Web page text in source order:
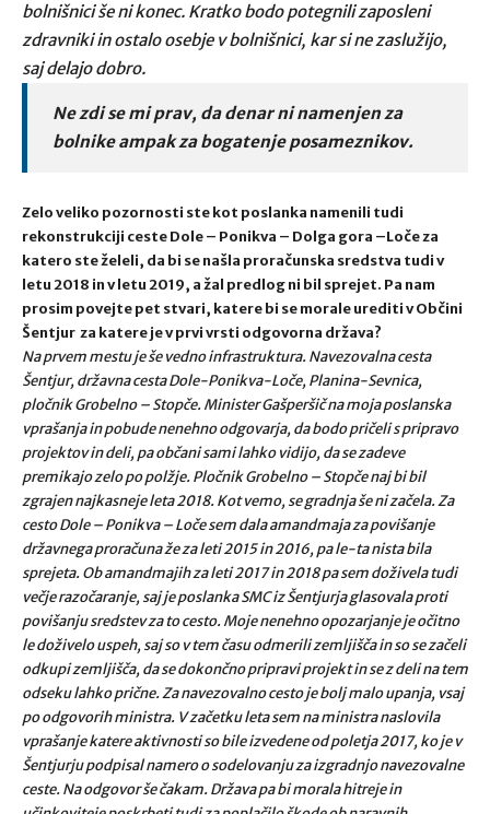
bolnišnici še ni konec. Kratko bodo potegnili zaposleni
zdravniki in ostalo osebje v bolnišnici, kar si ne zaslužijo,
saj delajo dobro.
Ne zdi se mi prav, da denar ni namenjen za
bolnike ampak za bogatenje posameznikov.
Zelo veliko pozornosti ste kot poslanka namenili tudi
rekonstrukciji ceste Dole – Ponikva – Dolga gora –Loče za
katero ste želeli, da bi se našla proračunska sredstva tudi v
letu 2018 in v letu 2019, a žal predlog ni bil sprejet. Pa nam
prosim povejte pet stvari, katere bi se morale urediti v Občini
Šentjur za katere je v prvi vrsti odgovorna država?
Na prvem mestu je še vedno infrastruktura. Navezovalna cesta
Šentjur, državna cesta Dole-Ponikva-Loče, Planina-Sevnica,
pločnik Grobelno – Stopče. Minister Gašperšič na moja poslanska
vprašanja in pobude nenehno odgovarja, da bodo pričeli s pripravo
projektov in deli, pa občani sami lahko vidijo, da se zadeve
premikajo zelo po polžje. Pločnik Grobelno – Stopče naj bi bil
zgrajen najkasneje leta 2018. Kot vemo, se gradnja še ni začela. Za
cesto Dole – Ponikva – Loče sem dala amandmaja za povišanje
državnega proračuna že za leti 2015 in 2016, pa le-ta nista bila
sprejeta. Ob amandmajih za leti 2017 in 2018 pa sem doživela tudi
večje razočaranje, saj je poslanka SMC iz Šentjurja glasovala proti
povišanju sredstev za to cesto. Moje nenehno opozarjanje je očitno
le doživelo uspeh, saj so v tem času odmerili zemljišča in so se začeli
odkupi zemljišča, da se dokončno pripravi projekt in se z deli na tem
odseku lahko prične. Za navezovalno cesto je bolj malo upanja, vsaj
po odgovorih ministra. V začetku leta sem na ministra naslovila
vprašanje katere aktivnosti so bile izvedene od poletja 2017, ko je v
Šentjurju podpisal namero o sodelovanju za izgradnjo navezovalne
ceste. Na odgovor še čakam. Država pa bi morala hitreje in